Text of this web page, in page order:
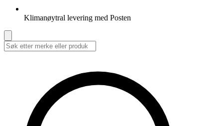
Klimanøytral levering med Posten